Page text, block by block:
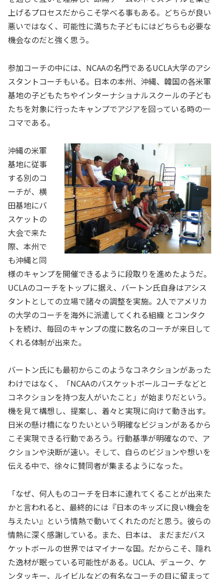
上げるプロセスだからこそ学べる事もある。どちらが良い
悪いではなく、可能性に満ちた子どもにはどちらも必要な
機会なのだと強く思う。
参加コーチの中には、NCAAの名門であるUCLA大学のアシ
スタントコーチもいる。日本の本州、沖縄、韓国の各米軍
基地の子どもたちやインターナショナルスクールの子ども
たちを対象に行ったキャンプでアジアを回っている時の一
コマである。
沖縄の米軍
基地に従事
する別のコ
ーチが、横
田基地にバ
スケットの
大会で来た
際、本州で
も沖縄と同
様のキャンプを開催できるように段取りを進めたようだ。
UCLAのコーチをトップに据え、バートン氏自身はアシス
タントとしての立場で諸々の調整を実施。2人でアメリカ
の大学のコーチを海外に派遣してくれる組織 とコンタク
トを続け、毎回のキャンプの度に数名のコーチが来日して
くれる体制が出来た。
バートン氏にも最初からこのようなコネクションがあった
わけではなく、「NCAAのバスケットボールコーチなどと
コネクションを持つ友人がいたこと」が始まりだという。
機を見て構想し、提案し、着々と実現に向けて動き出す。
日米の懸け橋になりたいという明確なビジョンがあるから
こそ実現できる行動であろう。行動基準が明確なので、ア
クションや決断が速い。そして、自らのビジョンや想いを
伝える中で、徐々に賛同者が集まるようになった。
「なぜ、何人ものコーチを日本に連れてくることが出来た
かと言われると、最終的には『日本のキッズに良い機会を
与えたい』という情熱で動いてくれたのだと思う。彼らの
情熱に深く感謝している。また、日本は、 まだまだバス
ケットボールの世界ではマイナーな国。だからこそ、隠れ
た逸材が眠っている可能性がある。UCLA、デューク、ケ
ンタッキー、ルイビルなどの有名なコーチの目に留まって